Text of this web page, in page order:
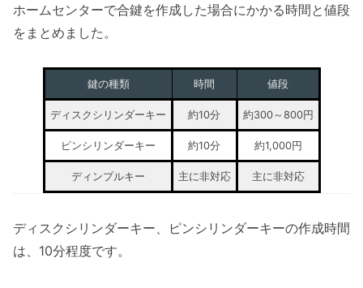
ホームセンターで合鍵を作成した場合にかかる時間と値段
をまとめました。
鍵の種類 時間 値段
ディスクシリンダーキー 約10分 約300～800円
ピンシリンダーキー 約10分 約1,000円
ディンプルキー 主に非対応 主に非対応
ディスクシリンダーキー、ピンシリンダーキーの作成時間
は、10分程度です。